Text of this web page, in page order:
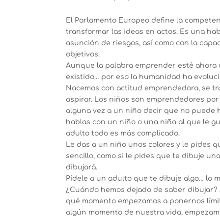
El Parlamento Europeo define la
transformar las ideas en actos. Es una
asunción de riesgos, así como con la
objetivos.
Aunque la palabra emprender esté ahora
existido… por eso la humanidad ha
Nacemos con actitud emprendedora, se
aspirar. Los niños son emprendedores
alguna vez a un niño decir que no puede
hablas con un niño o una niña al que le
adulto todo es más complicado.
Le das a un niño unos colores y le pides
sencillo, como si le pides que te dibuje
dibujará.
Pídele a un adulto que te dibuje algo… lo
¿Cuándo hemos dejado de saber
qué momento empezamos a ponernos
algún momento de nuestra vida,